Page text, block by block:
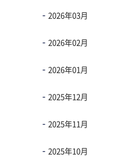
2026年03月
2026年02月
2026年01月
2025年12月
2025年11月
2025年10月